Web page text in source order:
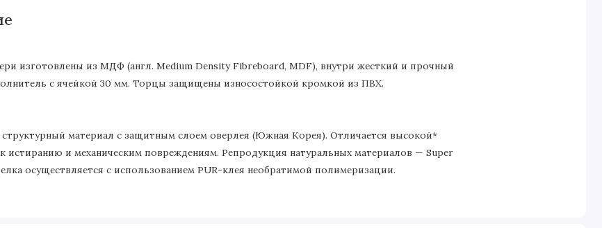
изготовлены из МДФ (англ. Medium Density Fibreboard, MDF), внутри жесткий и прочный
с ячейкой 30 мм. Торцы защищены износостойкой кромкой из ПВХ.
материал с защитным слоем оверлея (Южная Корея). Отличается высокой*
истиранию и механическим повреждениям. Репродукция натуральных материалов — Super
осуществляется с использованием PUR-клея необратимой полимеризации.